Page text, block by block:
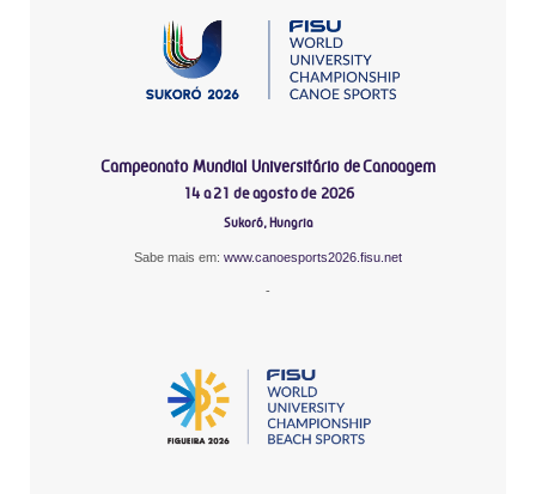
Campeonato Mundial Universitário de Canoagem
14 a 21 de agosto de 2026
Sukoró, Hungria
Sabe mais em: www.canoesports2026.fisu.net
-